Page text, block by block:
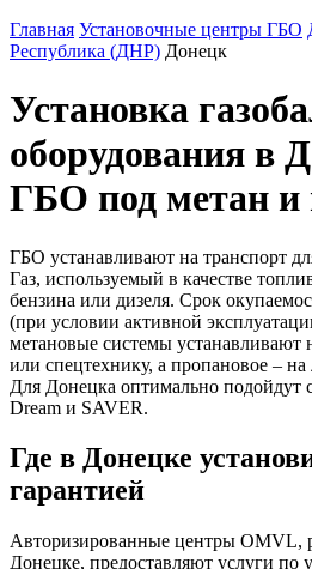
Главная Установочные центры ГБО
Республика (ДНР) Донецк
Установка
оборудования в
ГБО под метан и
ГБО устанавливают на транспорт
Газ, используемый в качестве
бензина или дизеля. Срок
(при условии активной
метановые системы устанавливают
или спецтехнику, а пропановое –
Для Донецка оптимально
Dream и SAVER.
Где в Донецке
гарантией
Авторизированные центры OMVL,
Донецке, предоставляют услуги по